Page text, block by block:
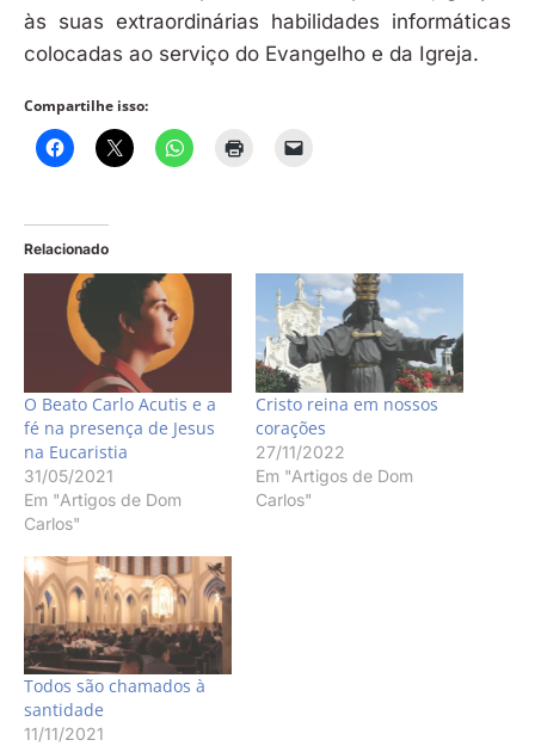
às suas extraordinárias habilidades informáticas
colocadas ao serviço do Evangelho e da Igreja.
Compartilhe isso:
Relacionado
O Beato Carlo Acutis e a
fé na presença de Jesus
na Eucaristia
31/05/2021
Em "Artigos de Dom
Carlos"
Cristo reina em nossos
corações
27/11/2022
Em "Artigos de Dom
Carlos"
Todos são chamados à
santidade
11/11/2021